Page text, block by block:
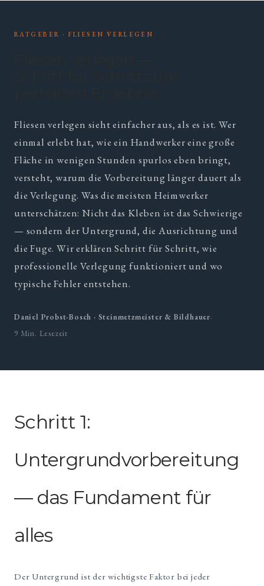
RATGEBER · FLIESEN VERLEGEN
Fliesen verlegen sieht einfacher aus, als es ist. Wer
einmal erlebt hat, wie ein Handwerker eine große
Fläche in wenigen Stunden spurlos eben bringt,
versteht, warum die Vorbereitung länger dauert als
die Verlegung. Was die meisten Heimwerker
unterschätzen: Nicht das Kleben ist das Schwierige
— sondern der Untergrund, die Ausrichtung und
die Fuge. Wir erklären Schritt für Schritt, wie
professionelle Verlegung funktioniert und wo
typische Fehler entstehen.
Daniel Probst-Bosch · Steinmetzmeister & Bildhauer·
9 Min. Lesezeit
Schritt 1:
Untergrundvorbereitung
— das Fundament für
alles
Der Untergrund ist der wichtigste Faktor bei jeder